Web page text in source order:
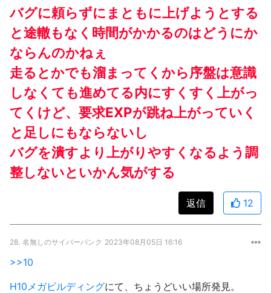
バグに頼らずにまともに上げようとする
と途轍もなく時間がかかるのはどうにか
ならんのかねぇ
走るとかでも溜まってくから序盤は意識
しなくても進めてる内にすくすく上がっ
てくけど、要求EXPが跳ね上がっていく
と足しにもならないし
バグを潰すより上がりやすくなるよう調
整しないといかん気がする
返信 12
28. 名無しのサイバーパンク 2023年08月05日 16:16
>>10
H10メガビルディングにて、ちょうどいい場所発見。